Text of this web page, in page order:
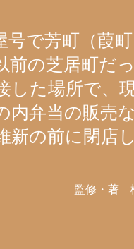
号で芳町（葭
前の芝居町だ
した場所で、
内弁当の販売
新の前に閉店
監修・著